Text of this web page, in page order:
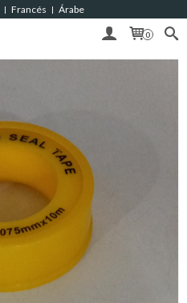
| Francés | Árabe
0